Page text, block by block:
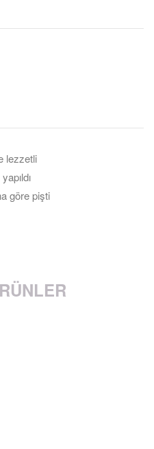
lezzetli
göre pişti